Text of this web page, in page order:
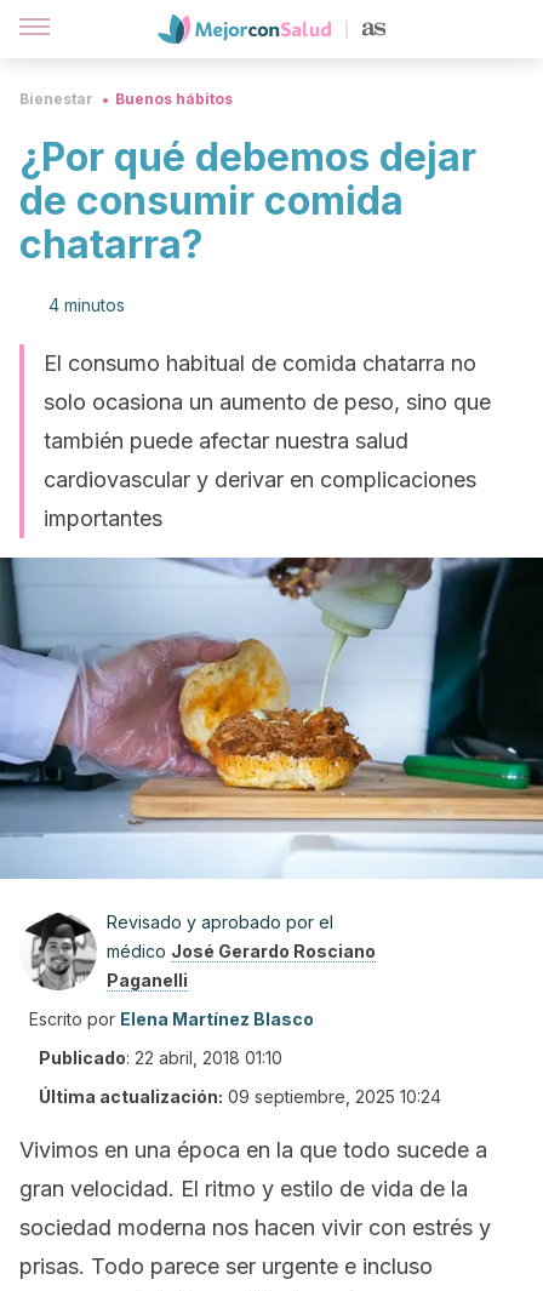
Bienestar Buenos hábitos
¿Por qué debemos dejar
de consumir comida
chatarra?
4 minutos
El consumo habitual de comida chatarra no
solo ocasiona un aumento de peso, sino que
también puede afectar nuestra salud
cardiovascular y derivar en complicaciones
importantes
Revisado y aprobado por el
médico José Gerardo Rosciano
Paganelli
Escrito por Elena Martínez Blasco
Publicado: 22 abril, 2018 01:10
Última actualización: 09 septiembre, 2025 10:24
Vivimos en una época en la que todo sucede a
gran velocidad. El ritmo y estilo de vida de la
sociedad moderna nos hacen vivir con estrés y
prisas. Todo parece ser urgente e incluso